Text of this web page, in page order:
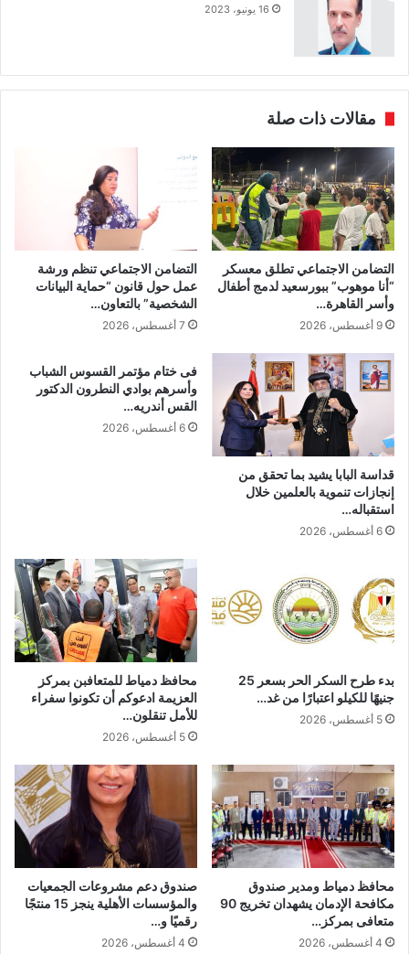
16 يونيو، 2023
مقالات ذات صلة
التضامن الاجتماعي تطلق معسكر
“أنا موهوب” ببورسعيد لدمج أطفال
وأسر القاهرة…
9 أغسطس، 2026
التضامن الاجتماعي تنظم ورشة
عمل حول قانون “حماية البيانات
الشخصية” بالتعاون…
7 أغسطس، 2026
قداسة البابا يشيد بما تحقق من
إنجازات تنموية بالعلمين خلال
استقباله…
6 أغسطس، 2026
فى ختام مؤتمر القسوس الشباب
وأسرهم بوادي النطرون الدكتور
القس أندريه…
6 أغسطس، 2026
بدء طرح السكر الحر بسعر 25
جنيهًا للكيلو اعتبارًا من غد…
5 أغسطس، 2026
محافظ دمياط للمتعافبن بمركز
العزيمة ادعوكم أن تكونوا سفراء
للأمل تنقلون…
5 أغسطس، 2026
محافظ دمياط ومدير صندوق
مكافحة الإدمان يشهدان تخريج 90
متعافى بمركز…
4 أغسطس، 2026
صندوق دعم مشروعات الجمعيات
والمؤسسات الأهلية ينجز 15 منتجًا
رقميًا و…
4 أغسطس، 2026